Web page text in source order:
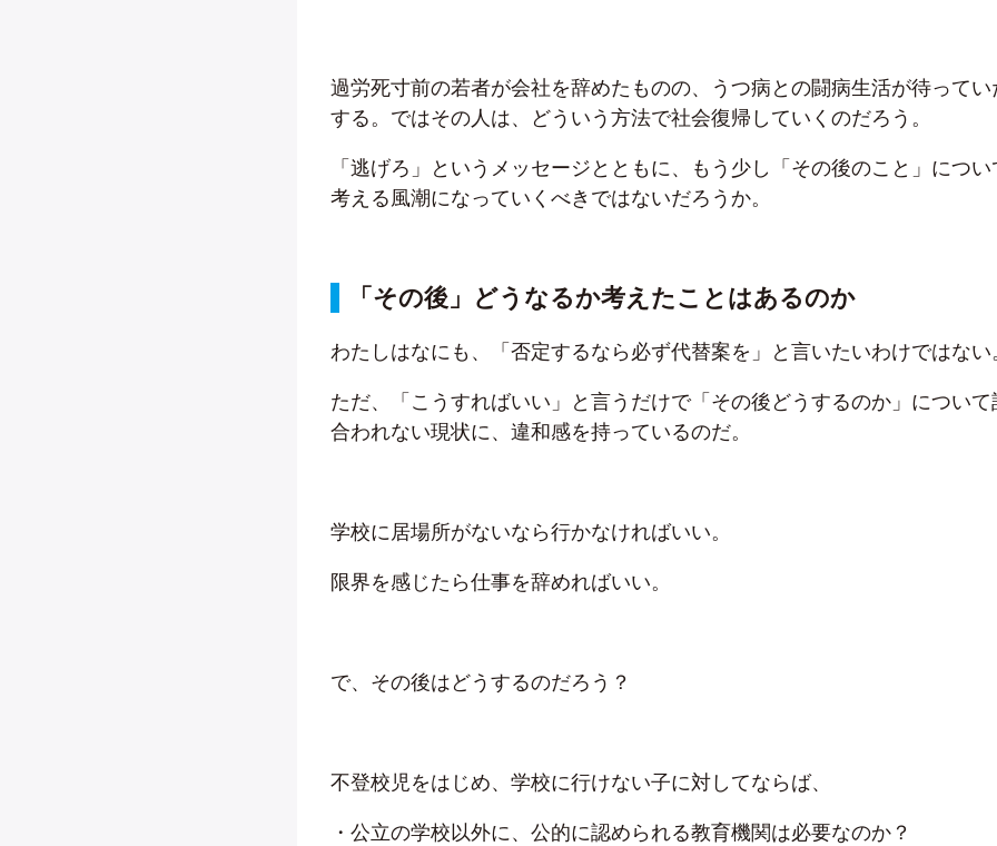
過労死寸前の若者が会社を辞めたものの、うつ病との闘病生活が待ってい
する。ではその人は、どういう方法で社会復帰していくのだろう。
「逃げろ」というメッセージとともに、もう少し「その後のこと」につい
考える風潮になっていくべきではないだろうか。
「その後」どうなるか考えたことはあるのか
わたしはなにも、「否定するなら必ず代替案を」と言いたいわけではない
ただ、「こうすればいい」と言うだけで「その後どうするのか」について
合われない現状に、違和感を持っているのだ。
学校に居場所がないなら行かなければいい。
限界を感じたら仕事を辞めればいい。
で、その後はどうするのだろう？
不登校児をはじめ、学校に行けない子に対してならば、
・公立の学校以外に、公的に認められる教育機関は必要なのか？